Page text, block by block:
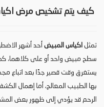
كيف يتم تشخيص مرض
تمثل اكياس المبيض أحد أشهر
سطح مبيض واحد أو على كلاهما،
يستغرق وقت قصير جدًا بعد اتباع
بها الطبيب المعالج، أما إهمال
الرحم قد يؤدي إلى ظهور بعض